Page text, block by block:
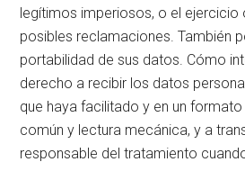
legítimos imperiosos, o el ejercicio
posibles reclamaciones. También
portabilidad de sus datos. Cómo
derecho a recibir los datos
que haya facilitado y en un
común y lectura mecánica, y a
responsable del tratamiento